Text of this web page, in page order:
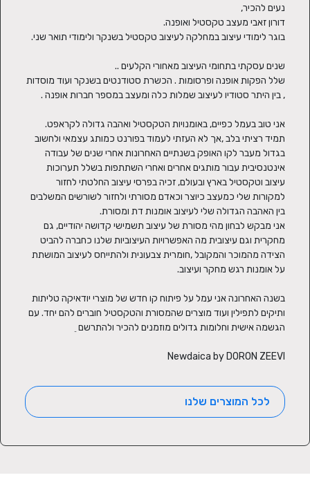
Newdaica by DORON ZEEVI
לכל המוצרים שלנו